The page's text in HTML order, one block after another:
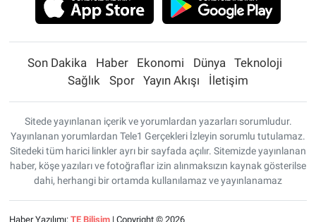
Son Dakika Haber Ekonomi Dünya
Teknoloji
Sağlık
Spor Yayın Akışı İletişim
Sitede yayınlanan içerik ve yorumlardan yazarları sorumludur.
Yayınlanan yorumlardan Tele1 Gerçekleri İzleyin sorumlu tutulamaz.
Sitedeki tüm harici linkler ayrı bir sayfada açılır. Sitemizde yayınlanan
haber, köşe yazıları ve fotoğraflar izin alınmaksızın kaynak gösterilse
dahi, herhangi bir ortamda kullanılamaz ve yayınlanamaz
Haber Yazılımı: TE Bilişim| Copyright © 2026